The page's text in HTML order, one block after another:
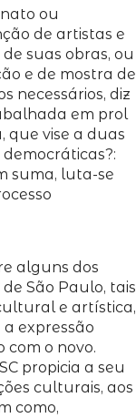
ou
de artistas e
suas obras, ou
e de mostra de
necessários, diz
em prol
vise a duas
suma, luta-se
alguns dos
São Paulo, tais
e artística,
expressão
com o novo.
propicia a seu
culturais, aos
como,